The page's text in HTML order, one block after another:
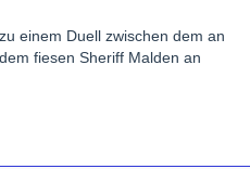
einem Duell zwischen dem an
fiesen Sheriff Malden an